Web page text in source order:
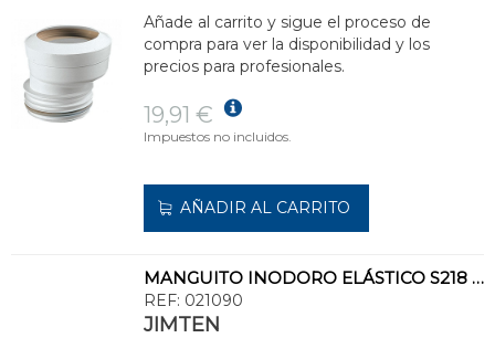
Añade al carrito y sigue el proceso de
compra para ver la disponibilidad y los
precios para profesionales.
19,91 €
Impuestos no incluidos.
AÑADIR AL CARRITO
MANGUITO INODORO ELÁSTICO S218 110
REF: 021090
JIMTEN